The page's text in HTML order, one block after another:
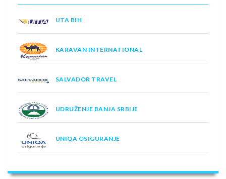
UTA BIH
KARAVAN INTERNATIONAL
SALVADOR TRAVEL
UDRUŽENJE BANJA SRBIJE
UNIQA OSIGURANJE